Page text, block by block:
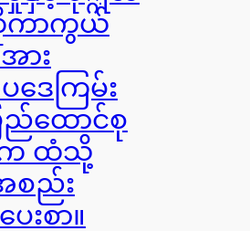
ကာကွယ်
ား
ဒေကြမ်း
ည်ထောင်စု
က ထံသို့
စည်း
းစာ။